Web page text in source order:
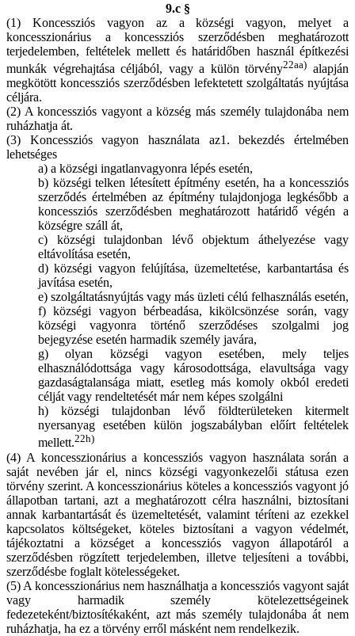
9.c §
(1) Koncessziós vagyon az a községi vagyon, melyet a
koncesszionárius a koncessziós szerződésben meghatározott
terjedelemben, feltételek mellett és határidőben használ építkezési
munkák végrehajtása céljából, vagy a külön törvény22aa) alapján
megkötött koncessziós szerződésben lefektetett szolgáltatás nyújtása
céljára.
(2) A koncessziós vagyont a község más személy tulajdonába nem
ruházhatja át.
(3) Koncessziós vagyon használata az1. bekezdés értelmében
lehetséges
a) a községi ingatlanvagyonra lépés esetén,
b) községi telken létesített építmény esetén, ha a koncessziós
szerződés értelmében az építmény tulajdonjoga legkésőbb a
koncessziós szerződésben meghatározott határidő végén a
községre száll át,
c) községi tulajdonban lévő objektum áthelyezése vagy
eltávolítása esetén,
d) községi vagyon felújítása, üzemeltetése, karbantartása és
javítása esetén,
e) szolgáltatásnyújtás vagy más üzleti célú felhasználás esetén,
f) községi vagyon bérbeadása, kikölcsönzése során, vagy
községi vagyonra történő szerződéses szolgalmi jog
bejegyzése esetén harmadik személy javára,
g) olyan községi vagyon esetében, mely teljes
elhasználódottsága vagy károsodottsága, elavultsága vagy
gazdaságtalansága miatt, esetleg más komoly okból eredeti
célját vagy rendeltetését már nem képes szolgálni
h) községi tulajdonban lévő földterületeken kitermelt
nyersanyag esetében külön jogszabályban előírt feltételek
mellett.22h)
(4) A koncesszionárius a koncessziós vagyon használata során a
saját nevében jár el, nincs községi vagyonkezelői státusa ezen
törvény szerint. A koncesszionárius köteles a koncessziós vagyont jó
állapotban tartani, azt a meghatározott célra használni, biztosítani
annak karbantartását és üzemeltetését, valamint téríteni az ezekkel
kapcsolatos költségeket, köteles biztosítani a vagyon védelmét,
tájékoztatni a községet a koncessziós vagyon állapotáról a
szerződésben rögzített terjedelemben, illetve teljesíteni a további,
szerződésbe foglalt kötelességeket.
(5) A koncesszionárius nem használhatja a koncessziós vagyont saját
vagy harmadik személy kötelezettségeinek
fedezeteként/biztosítékaként, azt más személy tulajdonába át nem
ruházhatja, ha ez a törvény erről másként nem rendelkezik.